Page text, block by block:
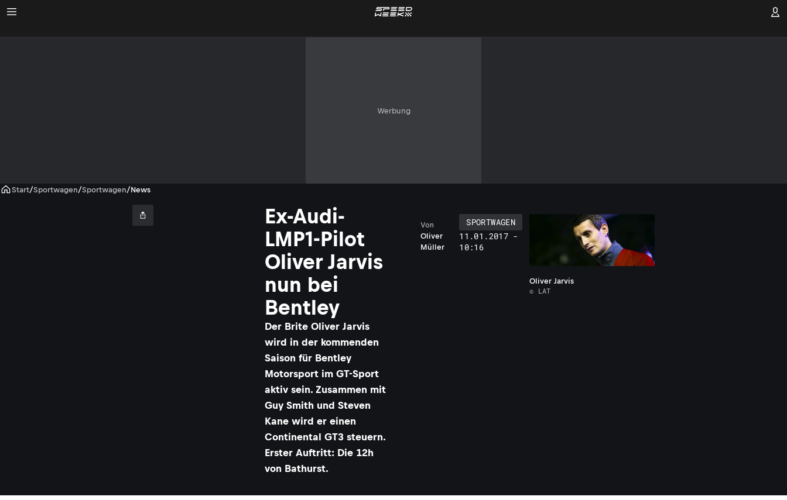
Werbung
Start/Sportwagen/Sportwagen/News
Ex-Audi-
LMP1-Pilot
Oliver Jarvis
nun bei
Bentley
Der Brite Oliver Jarvis
wird in der kommenden
Saison für Bentley
Motorsport im GT-Sport
aktiv sein. Zusammen mit
Guy Smith und Steven
Kane wird er einen
Continental GT3 steuern.
Erster Auftritt: Die 12h
von Bathurst.
Oliver
Müller
Von
SPORTWAGEN
11.01.2017 -
10:16
Oliver Jarvis
© LAT